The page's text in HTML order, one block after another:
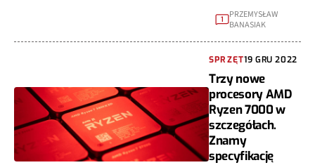
1
PRZEMYSŁAW
BANASIAK
SPRZĘT19 GRU 2022
Trzy nowe
procesory AMD
Ryzen 7000 w
szczegółach.
Znamy
specyfikację